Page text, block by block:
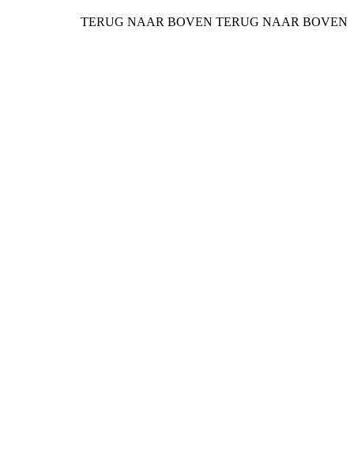
TERUG NAAR BOVEN TERUG NAAR BOVEN